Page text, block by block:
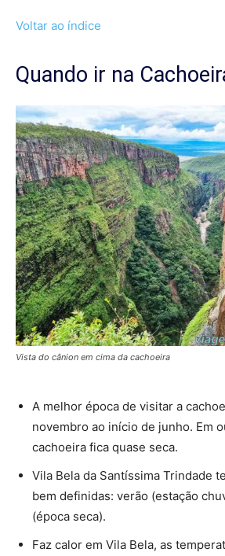
Voltar ao índice
Quando ir na
Vista do cânion em cima da cachoeira
A melhor época de visitar a
novembro ao início de junho. Em
cachoeira fica quase seca.
Vila Bela da Santíssima Trindade
bem definidas: verão (estação
(época seca).
Faz calor em Vila Bela, as